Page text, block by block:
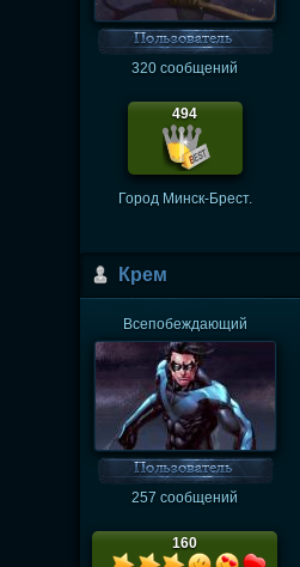
320 сообщений
494
Город Минск-Брест.
Крем
Всепобеждающий
257 сообщений
160